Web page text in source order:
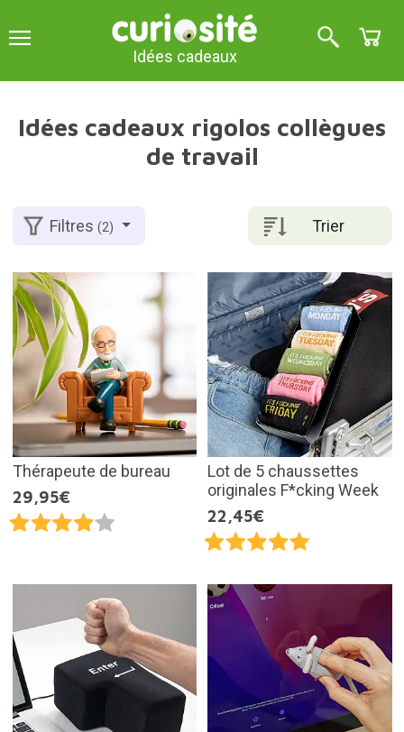
Idées cadeaux
Idées cadeaux rigolos collègues
de travail
Trier
Filtres(2)
Thérapeute de bureau
29,95€
Lot de 5 chaussettes
originales F*cking Week
22,45€